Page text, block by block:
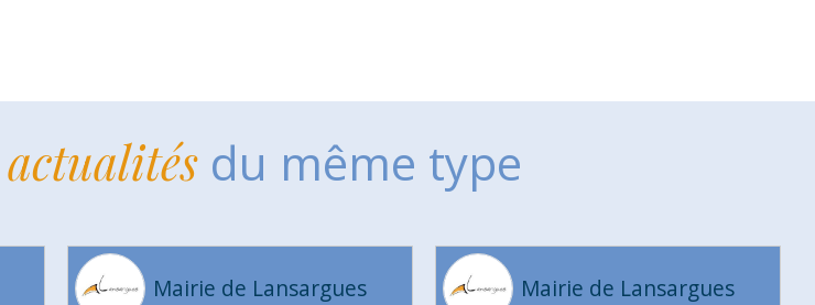
actualitésdu même type
Mairie de Lansargues Mairie de Lansargues